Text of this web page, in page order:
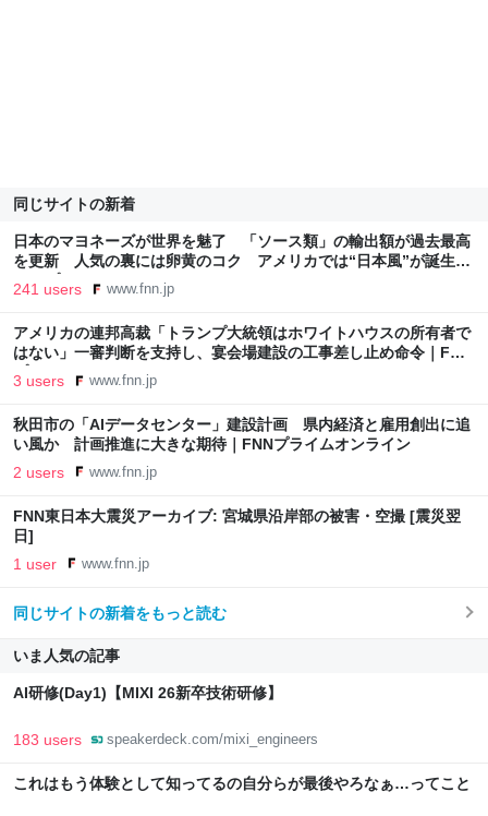
同じサイトの新着
日本のマヨネーズが世界を魅了 「ソース類」の輸出額が過去最高
を更新 人気の裏には卵黄のコク アメリカでは“日本風”が誕生｜
FNNプライムオンライン
241 users www.fnn.jp
アメリカの連邦高裁「トランプ大統領はホワイトハウスの所有者で
はない」一審判断を支持し、宴会場建設の工事差し止め命令｜FNN
プライムオンライン
3 users www.fnn.jp
秋田市の「AIデータセンター」建設計画 県内経済と雇用創出に追
い風か 計画推進に大きな期待｜FNNプライムオンライン
2 users www.fnn.jp
FNN東日本大震災アーカイブ: 宮城県沿岸部の被害・空撮 [震災翌
日]
1 user www.fnn.jp
同じサイトの新着をもっと読む
いま人気の記事
AI研修(Day1)【MIXI 26新卒技術研修】
183 users speakerdeck.com/mixi_engineers
これはもう体験として知ってるの自分らが最後やろなぁ…ってこと